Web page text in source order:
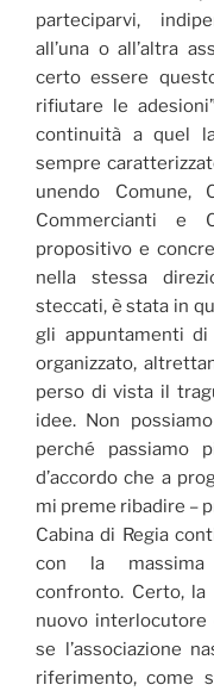
parteciparvi,
all’una o all’altra
certo essere
rifiutare le
continuità a quel
sempre
unendo Comune,
Commercianti e
propositivo e
nella stessa
steccati, è stata in
gli appuntamenti di
organizzato,
perso di vista il
idee. Non
perché passiamo
d’accordo che a
mi preme ribadire –
Cabina di Regia
con la
confronto. Certo, la
nuovo
se l’associazione
riferimento, come